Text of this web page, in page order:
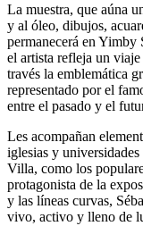
La muestra, que aúna
y al óleo, dibujos,
permanecerá en Yimby
el artista refleja un
través la emblemática
representado por el
entre el pasado y el
Les acompañan
iglesias y
Villa, como los
protagonista de la
y las líneas curvas,
vivo, activo y lleno de